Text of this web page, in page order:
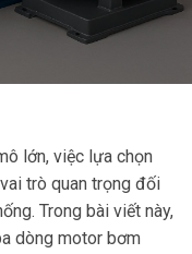
lớn, việc lựa chọn
trò quan trọng đối
Trong bài viết này,
dòng motor bơm